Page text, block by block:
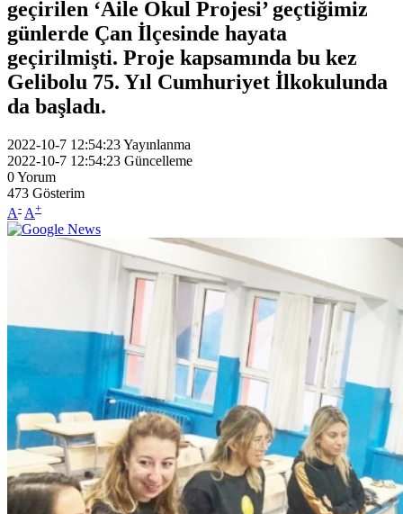
geçirilen ‘Aile Okul Projesi’ geçtiğimiz
günlerde Çan İlçesinde hayata
geçirilmişti. Proje kapsamında bu kez
Gelibolu 75. Yıl Cumhuriyet İlkokulunda
da başladı.
2022-10-7 12:54:23Yayınlanma
2022-10-7 12:54:23 Güncelleme
0Yorum
473 Gösterim
A- A+